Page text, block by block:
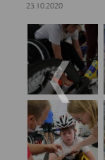
23.10.2020